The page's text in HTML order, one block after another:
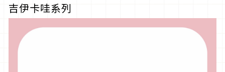
吉伊卡哇系列